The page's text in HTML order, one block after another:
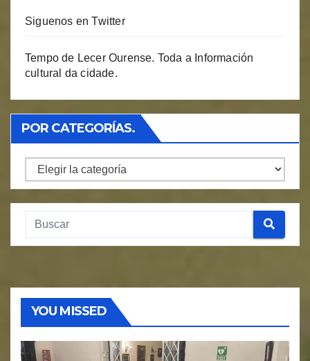
Siguenos en Twitter
Tempo de Lecer Ourense. Toda a Información
cultural da cidade.
POR CATEGORÍAS.
Por
Categorías.
YOU MISSED